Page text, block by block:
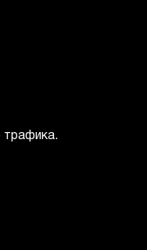
трафика.